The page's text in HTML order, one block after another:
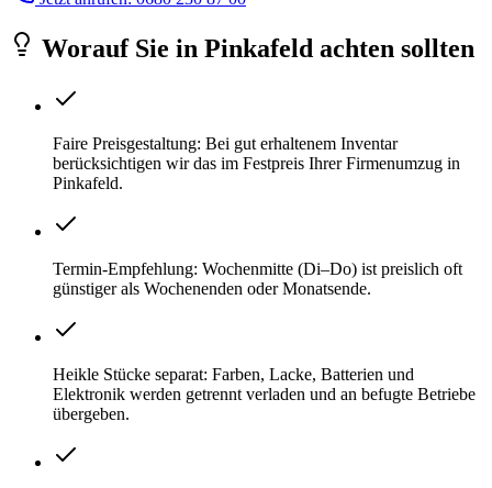
Worauf Sie in Pinkafeld achten sollten
Faire Preisgestaltung: Bei gut erhaltenem Inventar
berücksichtigen wir das im Festpreis Ihrer Firmenumzug in
Pinkafeld.
Termin-Empfehlung: Wochenmitte (Di–Do) ist preislich oft
günstiger als Wochenenden oder Monatsende.
Heikle Stücke separat: Farben, Lacke, Batterien und
Elektronik werden getrennt verladen und an befugte Betriebe
übergeben.